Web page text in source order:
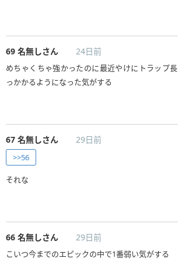
69 名無しさん 24日前
めちゃくちゃ強かったのに最近やけにトラップ
っかかるようになった気がする
67 名無しさん 29日前
>>56
それな
66 名無しさん 29日前
こいつ今までのエピックの中で1番弱い気がする